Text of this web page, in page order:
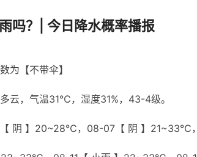
吗？| 今日降水概率播报
为【不带伞】
云，气温31℃，湿度31%，43-4级。
阴 】20~28℃，08-07【 阴 】21~33℃